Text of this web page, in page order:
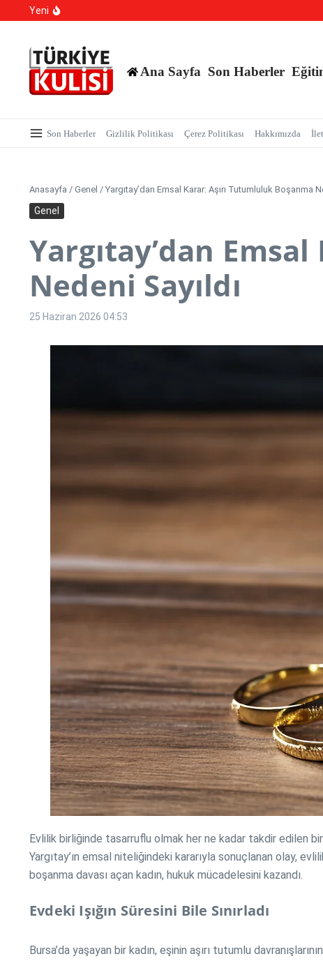
İçeriğe atla
Yeni
Yasa Dışı Bahis suçlarına yönelik yürütülen çalışmalar
Ana Sayfa Son Haberler
Son Haberler Gizlilik Politikası Çerez Politikası Hakkımızda
Anasayfa / Genel / Yargıtay’dan Emsal Karar: Aşırı Tutumluluk Boşanma
Genel
Yargıtay’dan
Nedeni Sayıldı
25 Haziran 2026 04:53
Evlilik birliğinde tasarruflu olmak her ne kadar takdir edilen bir
Yargıtay’ın emsal niteliğindeki kararıyla sonuçlanan olay,
boşanma davası açan kadın, hukuk mücadelesini kazandı.
Evdeki Işığın Süresini Bile Sınırladı
Bursa’da yaşayan bir kadın, eşinin aşırı tutumlu